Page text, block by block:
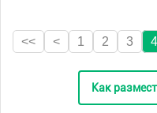
<< < 1 2 3 4
Как